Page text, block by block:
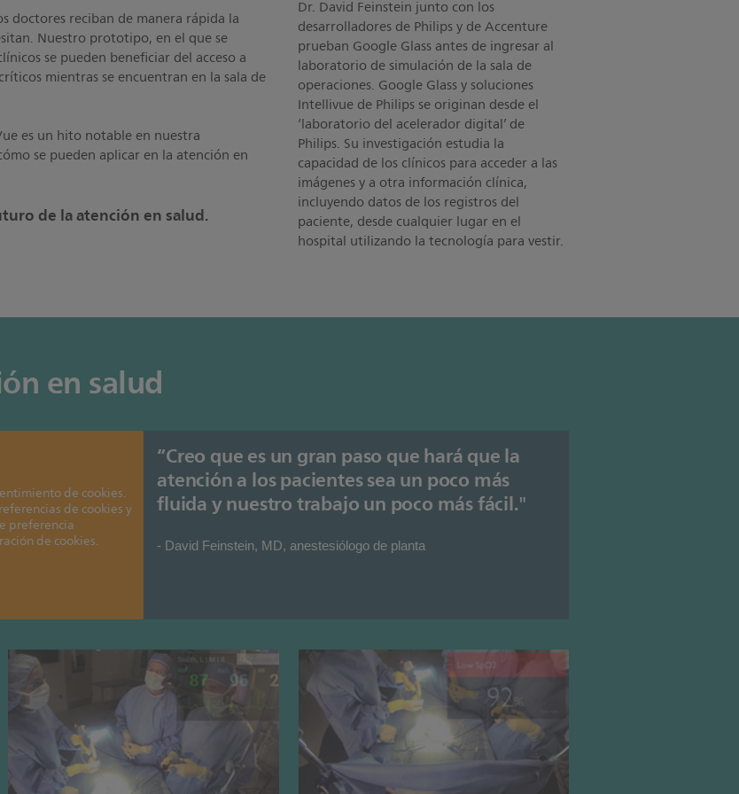
doctores reciban de manera rápida la
Nuestro prototipo, en el que se
se pueden beneficiar del acceso a
mientras se encuentran en la sala de
es un hito notable en nuestra
se pueden aplicar en la atención en
de la atención en salud.
Dr. David Feinstein junto con los
desarrolladores de Philips y de Accenture
prueban Google Glass antes de ingresar al
laboratorio de simulación de la sala de
operaciones. Google Glass y soluciones
Intellivue de Philips se originan desde el
‘laboratorio del acelerador digital’ de
Philips. Su investigación estudia la
capacidad de los clínicos para acceder a las
imágenes y a otra información clínica,
incluyendo datos de los registros del
paciente, desde cualquier lugar en el
hospital utilizando la tecnología para vestir.
en salud
de cookies.
de cookies y
preferencia
de cookies.
“Creo que es un gran paso que hará que la
atención a los pacientes sea un poco más
fluida y nuestro trabajo un poco más fácil."
- David Feinstein, MD, anestesiólogo de planta